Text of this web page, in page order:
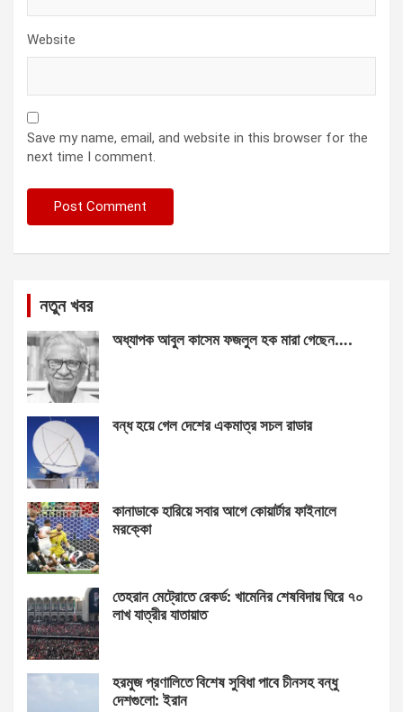
Website
Save my name, email, and website in this browser for the
next time I comment.
নতুন খবর
অধ্যাপক আবুল কাসেম ফজলুল হক মারা গেছেন….
বন্ধ হয়ে গেল দেশের একমাত্র সচল রাডার
কানাডাকে হারিয়ে সবার আগে কোয়ার্টার ফাইনালে
মরক্কো
তেহরান মেট্রোতে রেকর্ড: খামেনির শেষবিদায় ঘিরে ৭০
লাখ যাত্রীর যাতায়াত
হরমুজ প্রণালিতে বিশেষ সুবিধা পাবে চীনসহ বন্ধু
দেশগুলো: ইরান